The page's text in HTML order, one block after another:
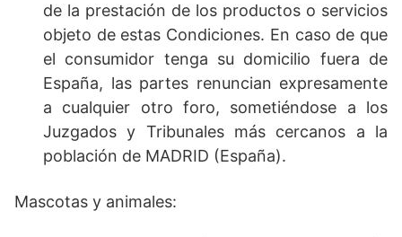
de la prestación de los productos o servicios
objeto de estas Condiciones. En caso de que
el consumidor tenga su domicilio fuera de
España, las partes renuncian expresamente
a cualquier otro foro, sometiéndose a los
Juzgados y Tribunales más cercanos a la
población de MADRID (España).
Mascotas y animales: